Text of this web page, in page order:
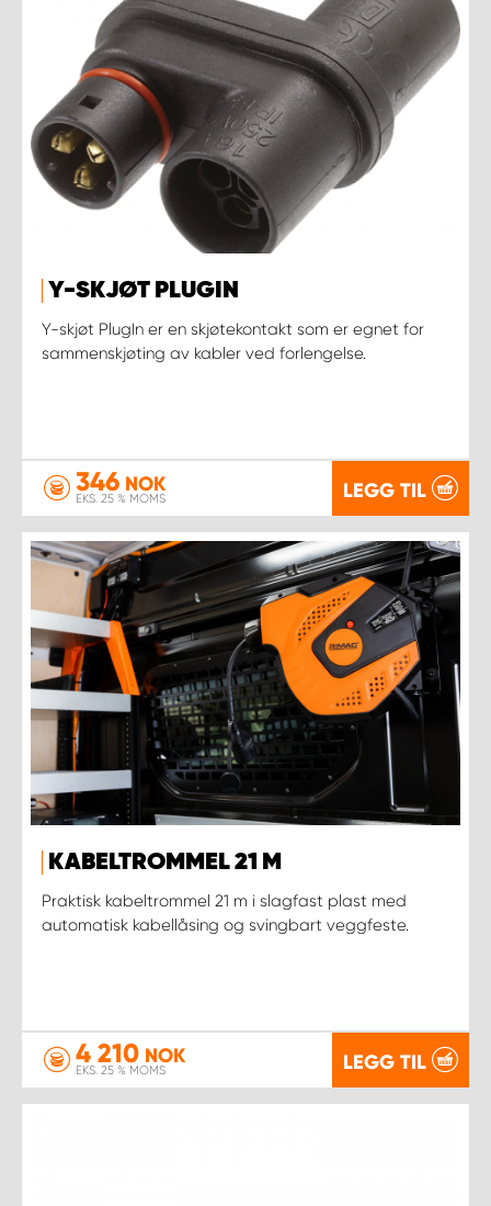
Y-SKJØT PLUGIN
Y-skjøt PlugIn er en skjøtekontakt som er egnet for
sammenskjøting av kabler ved forlengelse.
346 NOK
EKS. 25 % MOMS LEGG TIL
KABELTROMMEL 21 M
Praktisk kabeltrommel 21 m i slagfast plast med
automatisk kabellåsing og svingbart veggfeste.
4 210 NOK
EKS. 25 % MOMS LEGG TIL